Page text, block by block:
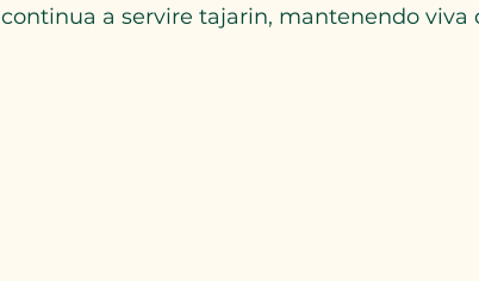
continua a servire tajarin, mantenendo viva